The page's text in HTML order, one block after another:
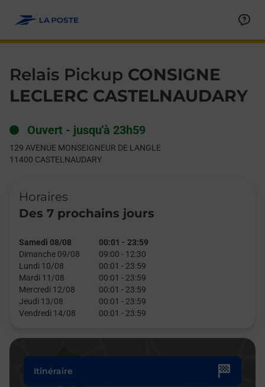
Relais Pickup CONSIGNE
LECLERC CASTELNAUDARY
Ouvert - jusqu'à 23h59
129 AVENUE MONSEIGNEUR DE LANGLE
11400 CASTELNAUDARY
Horaires
Des 7 prochains jours
Samedi 08/08 00:01 - 23:59
Dimanche 09/08
09:00 - 12:30
Lundi 10/08
00:01 - 23:59
Mardi 11/08
00:01 - 23:59
Mercredi 12/08
00:01 - 23:59
Jeudi 13/08
00:01 - 23:59
Vendredi 14/08
00:01 - 23:59
Itinéraire